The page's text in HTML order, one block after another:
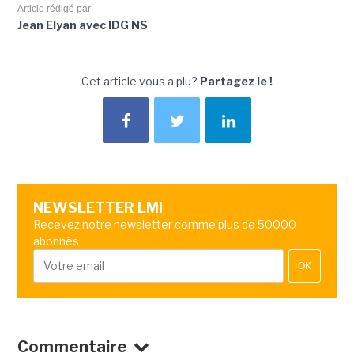
Article rédigé par
Jean Elyan avec IDG NS
Cet article vous a plu? Partagez le !
NEWSLETTER LMI
Recevez notre newsletter comme plus de 50000
abonnés
OK
Commentaire